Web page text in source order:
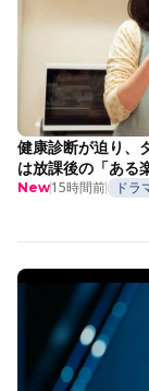
健康診断が迫り、
は放課後の「ある
New15時間前 ドラ